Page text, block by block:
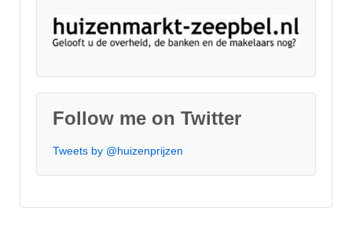
Follow me on Twitter
Tweets by @huizenprijzen